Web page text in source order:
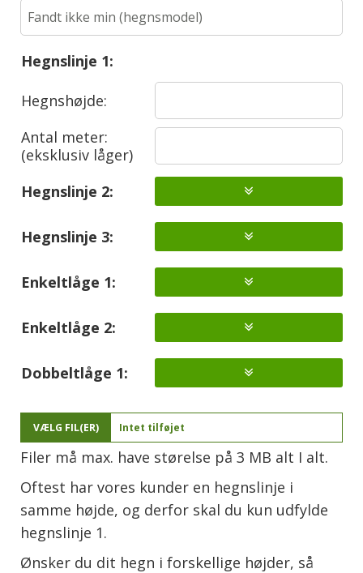
Hegnslinje 1:
Hegnshøjde:
Antal meter:
(eksklusiv låger)
Hegnslinje 2:
Hegnslinje 3:
Enkeltlåge 1:
Enkeltlåge 2:
Dobbeltlåge 1:
VÆLG FIL(ER) Intet tilføjet
Filer må max. have størelse på 3 MB alt I alt.
Oftest har vores kunder en hegnslinje i
samme højde, og derfor skal du kun udfylde
hegnslinje 1.
Ønsker du dit hegn i forskellige højder, så